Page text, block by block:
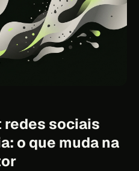
redes sociais
o que muda na